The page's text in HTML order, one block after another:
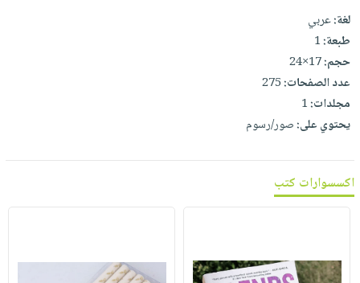
لغة:عربي
طبعة:1
حجم:17×24
عدد الصفحات:275
مجلدات:1
يحتوي على:صور/رسوم
اكسسوارات كتب